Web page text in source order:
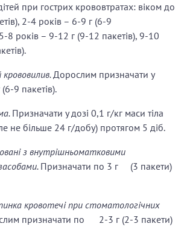
при гострих крововтратах: віком до
2-4 років – 6-9 г (6-9
– 9-12 г (9-12 пакетів), 9-10
крововилив.Дорослим призначати у
9 пакетів).
Призначати у дозі 0,1 г/кг маси тіла
не більше 24 г/добу) протягом 5 діб.
з внутрішньоматковими
Призначати по 3 г (3 пакети)
кровотечі при стоматологічних
призначати по 2-3 г (2-3 пакети)